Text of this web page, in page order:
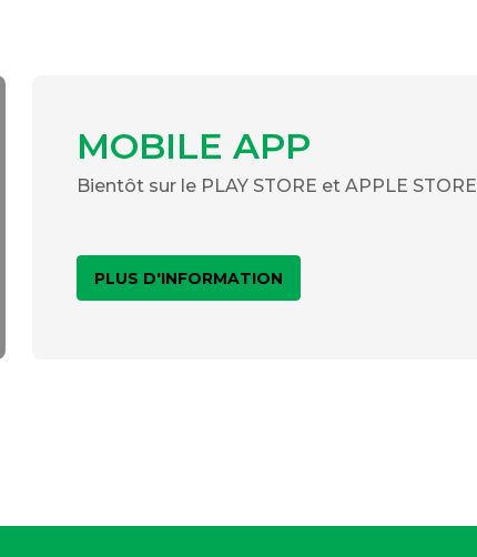
MOBILE APP
Bientôt sur le PLAY STORE et APPLE STORE
PLUS D'INFORMATION